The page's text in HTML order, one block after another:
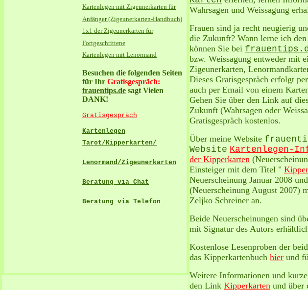
Wahrsagen und Weissagung
Frauen sind ja recht neugierig
die Zukunft? Wann lerne ich
können Sie bei
bzw. Weissagung entweder mit
Zigeunerkarten,
Dieses Gratisgespräch erfolgt
auch per Email von einem
Gehen Sie über den Link auf
Zukunft (Wahrsagen oder
Gratisgespräch kostenlos.
Über meine Website
Website Kartenlegen-
der Kipperkarten
Einsteiger mit dem Titel "
Neuerscheinung Januar 2008
(Neuerscheinung August 2007)
Zeljko Schreiner an.
Beide Neuerscheinungen sind
mit Signatur des Autors
Kostenlose Lesenproben der
das Kipperkartenbuch hier und
Weitere Informationen und
den Link Kipperkarten und über
Kartenlegen mit Zigeunerkarten für
Anfänger (Zigeunerkarten-Handbuch)
1x1 der Zigeunerkarten für
Fortgeschrittene
Kartenlegen mit Lenormand
Besuchen die folgenden Seiten
für Ihr Gratisgespräch:
frauentips.de sagt Vielen
DANK!
Gratisgespräch
Kartenlegen
Tarot/Kipperkarten/
Lenormand/Zigeunerkarten
Beratung via Chat
Beratung via Telefon